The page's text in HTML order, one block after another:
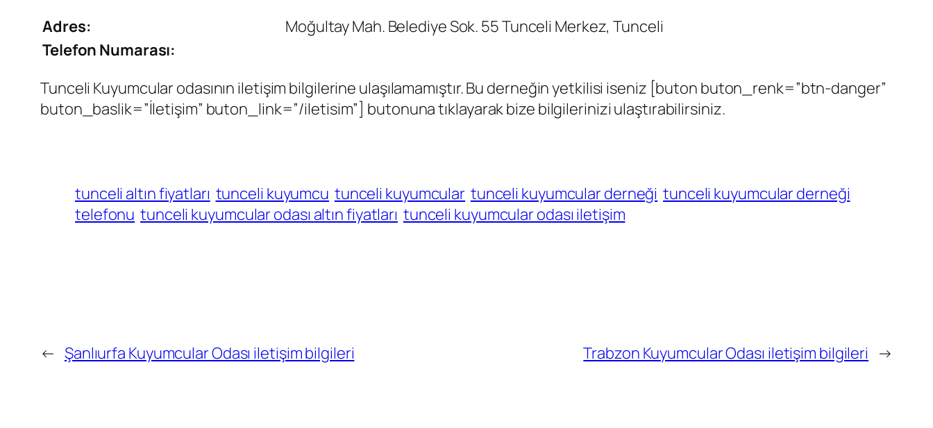
Adres:
Moğultay Mah. Belediye Sok. 55 Tunceli Merkez, Tunceli
Telefon Numarası:
Tunceli Kuyumcular odasının iletişim bilgilerine ulaşılamamıştır. Bu derneğin yetkilisi iseniz [buton buton_renk=”btn-danger”
buton_baslik=”İletişim” buton_link=”/iletisim”] butonuna tıklayarak bize bilgilerinizi ulaştırabilirsiniz.
tunceli altın fiyatları tunceli kuyumcu tunceli kuyumcular tunceli kuyumcular derneği tunceli kuyumcular derneği
telefonu tunceli kuyumcular odası altın fiyatları tunceli kuyumcular odası iletişim
← Şanlıurfa Kuyumcular Odası iletişim bilgileri Trabzon Kuyumcular Odası iletişim bilgileri →